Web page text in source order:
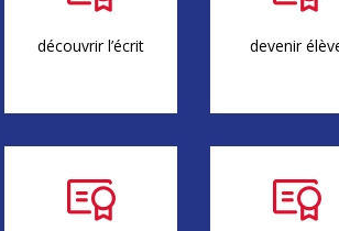
découvrir l’écrit devenir